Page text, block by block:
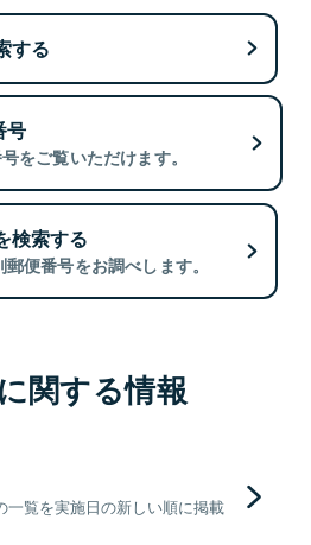
する
号
をご覧いただけます。
検索する
便番号をお調べします。
関する情報
覧を実施日の新しい順に掲載